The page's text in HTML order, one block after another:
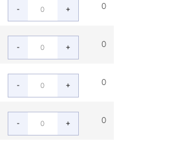
- + 0
- + 0
- + 0
- + 0